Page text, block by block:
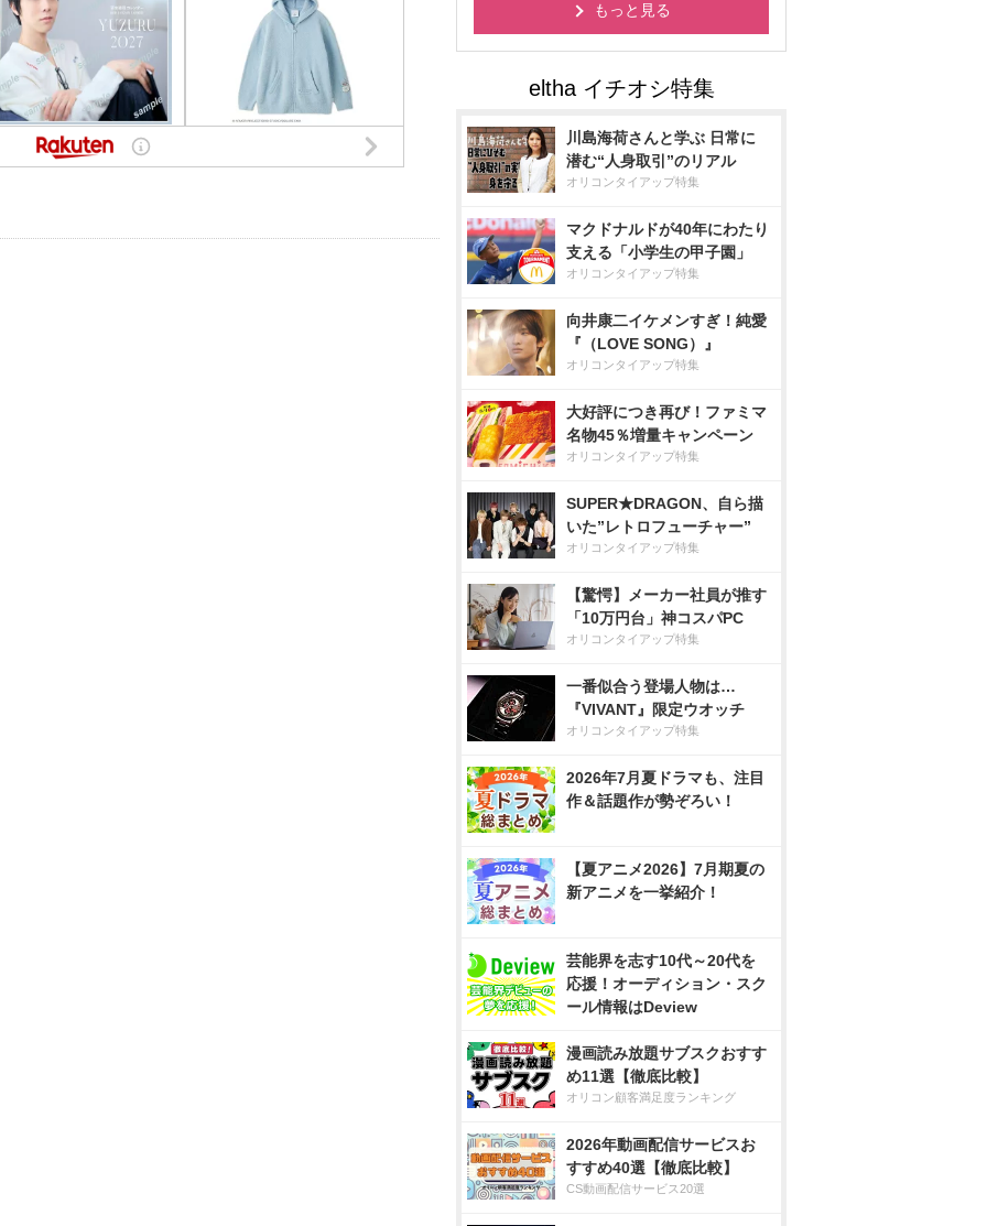
もっと見る
川島海荷さんと学ぶ 日常に
潜む“人身取引”のリアル
オリコンタイアップ特集
マクドナルドが40年にわたり
支える「小学生の甲子園」
オリコンタイアップ特集
向井康二イケメンすぎ！純愛
『（LOVE SONG）』
オリコンタイアップ特集
大好評につき再び！ファミマ
名物45％増量キャンペーン
オリコンタイアップ特集
SUPER★DRAGON、自ら描
いた”レトロフューチャー”
オリコンタイアップ特集
【驚愕】メーカー社員が推す
「10万円台」神コスパPC
オリコンタイアップ特集
一番似合う登場人物は…
『VIVANT』限定ウオッチ
オリコンタイアップ特集
2026年7月夏ドラマも、注目
作＆話題作が勢ぞろい！
【夏アニメ2026】7月期夏の
新アニメを一挙紹介！
芸能界を志す10代～20代を
応援！オーディション・スク
ール情報はDeview
漫画読み放題サブスクおすす
め11選【徹底比較】
オリコン顧客満足度ランキング
2026年動画配信サービスお
すすめ40選【徹底比較】
CS動画配信サービス20選